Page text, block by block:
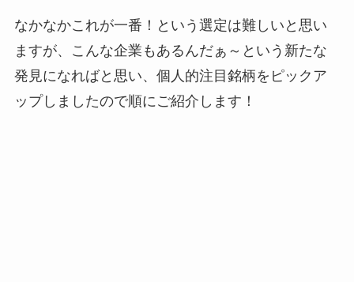
なかなかこれが一番！という選定は難しいと思い
ますが、こんな企業もあるんだぁ～という新たな
発見になればと思い、個人的注目銘柄をピックア
ップしましたので順にご紹介します！